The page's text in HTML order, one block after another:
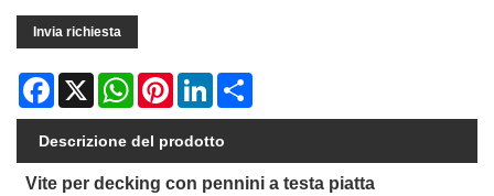
Invia richiesta
Facebook
X WhatsAppPinterestLinkedIn
Descrizione del prodotto
Vite per decking con pennini a testa piatta